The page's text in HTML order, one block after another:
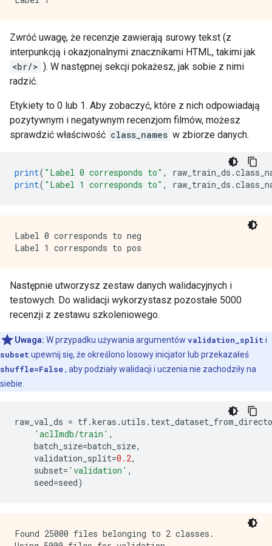
Zwróć uwagę, że recenzje zawierają surowy tekst (z
interpunkcją i okazjonalnymi znacznikami HTML, takimi jak
<br/> ). W następnej sekcji pokażesz, jak sobie z nimi
radzić.
Etykiety to 0 lub 1. Aby zobaczyć, które z nich odpowiadają
pozytywnym i negatywnym recenzjom filmów, możesz
sprawdzić właściwość class_names w zbiorze danych.
print( "Label 0 corresponds to" , raw_train_ds .
print( "Label 1 corresponds to" , raw_train_ds .
Label 0 corresponds to neg
Następnie utworzysz zestaw danych walidacyjnych i
testowych. Do walidacji wykorzystasz pozostałe 5000
recenzji z zestawu szkoleniowego.
Uwaga: W przypadku używania argumentów validation_split i
subset upewnij się, że określono losowy inicjator lub przekazałeś
shuffle=False, aby podziały walidacji i uczenia nie zachodziły na
siebie.
raw_val_ds = tf.keras .utils .
'aclImdb/train' ,
batch_size=batch_size,
validation_split=0.2,
subset= 'validation' ,
seed=seed)
Found 25000 files belonging to 2 classes.